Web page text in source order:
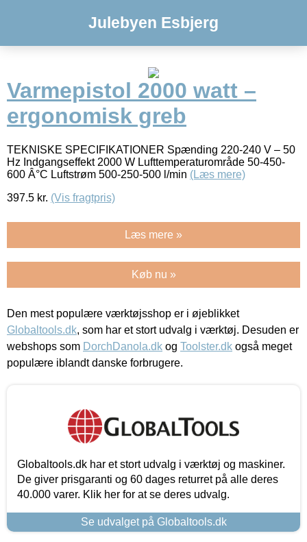
Julebyen Esbjerg
Varmepistol 2000 watt –
ergonomisk greb
TEKNISKE SPECIFIKATIONER Spænding 220-240 V – 50
Hz Indgangseffekt 2000 W Lufttemperaturområde 50-450-
600 Â°C Luftstrøm 500-250-500 l/min (Læs mere)
397.5 kr. (Vis fragtpris)
Læs mere »
Køb nu »
Den mest populære værktøjsshop er i øjeblikket
Globaltools.dk, som har et stort udvalg i værktøj. Desuden er
webshops som DorchDanola.dk og Toolster.dk også meget
populære iblandt danske forbrugere.
Globaltools.dk har et stort udvalg i værktøj og maskiner.
De giver prisgaranti og 60 dages returret på alle deres
40.000 varer. Klik her for at se deres udvalg.
Se udvalget på Globaltools.dk